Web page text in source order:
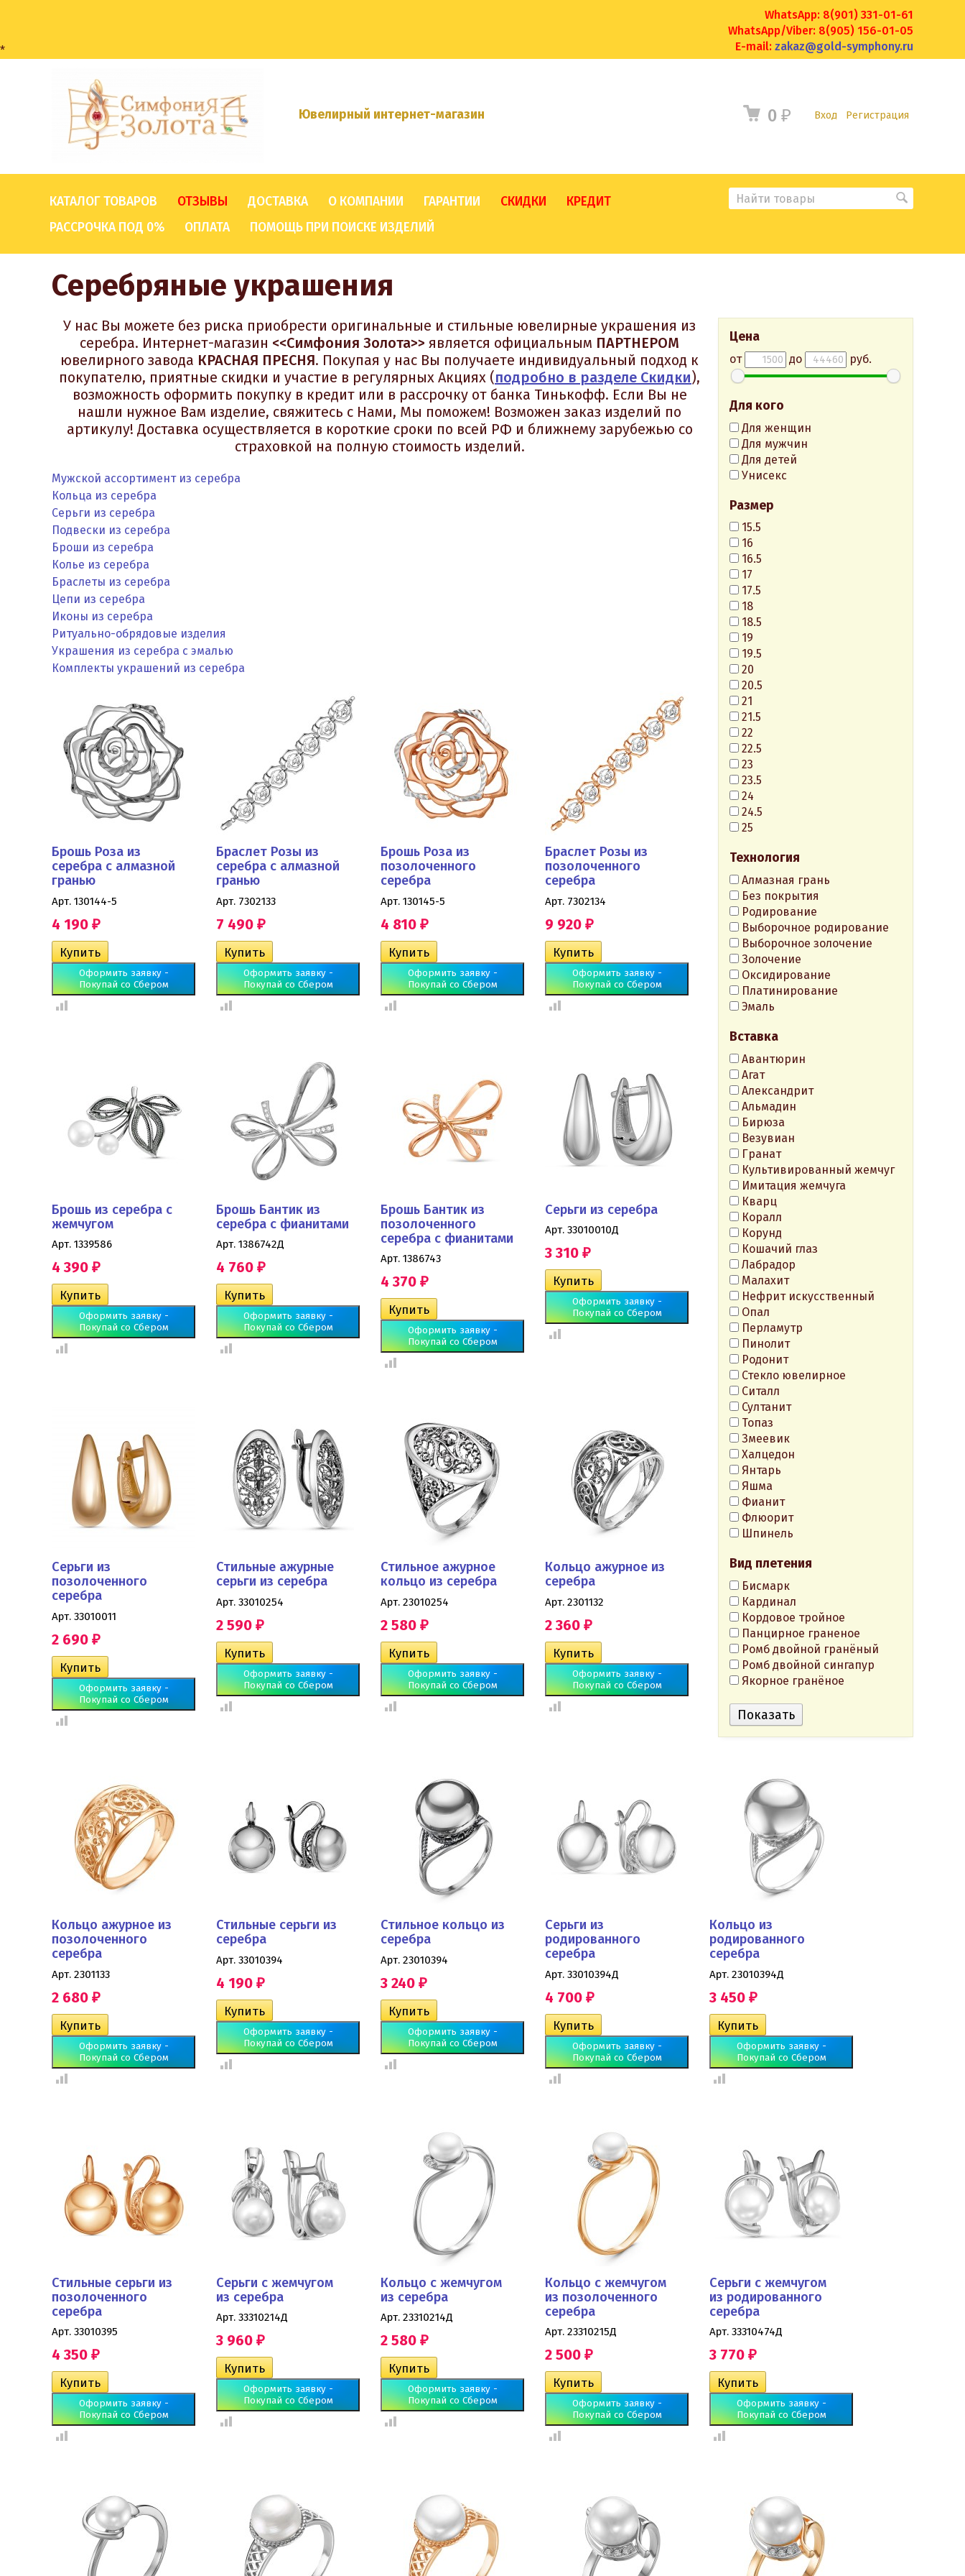
WhatsApp: 8(901) 331-01-61
WhatsApp/Viber: 8(905) 156-01-05
E-mail: zakaz@gold-symphony.ru
*
Вход Регистрация
0 ₽
Ювелирный интернет-магазин
КАТАЛОГ ТОВАРОВ ОТЗЫВЫ ДОСТАВКА О КОМПАНИИ ГАРАНТИИ СКИДКИ
КРЕДИТ
РАССРОЧКА ПОД 0%
ОПЛАТА ПОМОЩЬ ПРИ ПОИСКЕ ИЗДЕЛИЙ
Серебряные украшения
Цена
от до руб.
Для кого
Для женщин
Для мужчин
Для детей
Унисекс
Размер
15.5
16
16.5
17
17.5
18
18.5
19
19.5
20
20.5
21
21.5
22
22.5
23
23.5
24
24.5
25
Технология
Алмазная грань
Без покрытия
Родирование
Выборочное родирование
Выборочное золочение
Золочение
Оксидирование
Платинирование
Эмаль
Вставка
Авантюрин
Агат
Александрит
Альмадин
Бирюза
Везувиан
Гранат
Культивированный жемчуг
Имитация жемчуга
Кварц
Коралл
Корунд
Кошачий глаз
Лабрадор
Малахит
Нефрит искусственный
Опал
Перламутр
Пинолит
Родонит
Стекло ювелирное
Ситалл
Султанит
Топаз
Змеевик
Халцедон
Янтарь
Яшма
Фианит
Флюорит
Шпинель
Вид плетения
Бисмарк
Кардинал
Кордовое тройное
Панцирное граненое
Ромб двойной гранёный
Ромб двойной сингапур
Якорное гранёное
У нас Вы можете без риска приобрести оригинальные и стильные ювелирные украшения из
серебра. Интернет-магазин <<Симфония Золота>> является официальным ПАРТНЕРОМ
ювелирного завода КРАСНАЯ ПРЕСНЯ. Покупая у нас Вы получаете индивидуальный подход к
покупателю, приятные скидки и участие в регулярных Акциях (подробно в разделе Скидки),
возможность оформить покупку в кредит или в рассрочку от банка Тинькофф. Если Вы не
нашли нужное Вам изделие, свяжитесь с Нами, Мы поможем! Возможен заказ изделий по
артикулу! Доставка осуществляется в короткие сроки по всей РФ и ближнему зарубежью со
страховкой на полную стоимость изделий.
Мужской ассортимент из серебра
Кольца из серебра
Серьги из серебра
Подвески из серебра
Броши из серебра
Колье из серебра
Браслеты из серебра
Цепи из серебра
Иконы из серебра
Ритуально-обрядовые изделия
Украшения из серебра с эмалью
Комплекты украшений из серебра
Брошь Роза из
серебра с алмазной
гранью
Арт. 130144-5
4 190 ₽
Оформить заявку -
Покупай со Сбером
Браслет Розы из
серебра с алмазной
гранью
Арт. 7302133
7 490 ₽
Оформить заявку -
Покупай со Сбером
Брошь Роза из
позолоченного
серебра
Арт. 130145-5
4 810 ₽
Оформить заявку -
Покупай со Сбером
Браслет Розы из
позолоченного
серебра
Арт. 7302134
9 920 ₽
Оформить заявку -
Покупай со Сбером
Брошь из серебра с
жемчугом
Арт. 1339586
4 390 ₽
Оформить заявку -
Покупай со Сбером
Брошь Бантик из
серебра с фианитами
Арт. 1386742Д
4 760 ₽
Оформить заявку -
Покупай со Сбером
Брошь Бантик из
позолоченного
серебра с фианитами
Арт. 1386743
4 370 ₽
Оформить заявку -
Покупай со Сбером
Серьги из серебра
Арт. 33010010Д
3 310 ₽
Оформить заявку -
Покупай со Сбером
Серьги из
позолоченного
серебра
Арт. 33010011
2 690 ₽
Оформить заявку -
Покупай со Сбером
Стильные ажурные
серьги из серебра
Арт. 33010254
2 590 ₽
Оформить заявку -
Покупай со Сбером
Стильное ажурное
кольцо из серебра
Арт. 23010254
2 580 ₽
Оформить заявку -
Покупай со Сбером
Кольцо ажурное из
серебра
Арт. 2301132
2 360 ₽
Оформить заявку -
Покупай со Сбером
Кольцо ажурное из
позолоченного
серебра
Арт. 2301133
2 680 ₽
Оформить заявку -
Покупай со Сбером
Стильные серьги из
серебра
Арт. 33010394
4 190 ₽
Оформить заявку -
Покупай со Сбером
Стильное кольцо из
серебра
Арт. 23010394
3 240 ₽
Оформить заявку -
Покупай со Сбером
Серьги из
родированного
серебра
Арт. 33010394Д
4 700 ₽
Оформить заявку -
Покупай со Сбером
Кольцо из
родированного
серебра
Арт. 23010394Д
3 450 ₽
Оформить заявку -
Покупай со Сбером
Стильные серьги из
позолоченного
серебра
Арт. 33010395
4 350 ₽
Оформить заявку -
Покупай со Сбером
Серьги с жемчугом
из серебра
Арт. 33310214Д
3 960 ₽
Оформить заявку -
Покупай со Сбером
Кольцо с жемчугом
из серебра
Арт. 23310214Д
2 580 ₽
Оформить заявку -
Покупай со Сбером
Кольцо с жемчугом
из позолоченного
серебра
Арт. 23310215Д
2 500 ₽
Оформить заявку -
Покупай со Сбером
Серьги с жемчугом
из родированного
серебра
Арт. 33310474Д
3 770 ₽
Оформить заявку -
Покупай со Сбером